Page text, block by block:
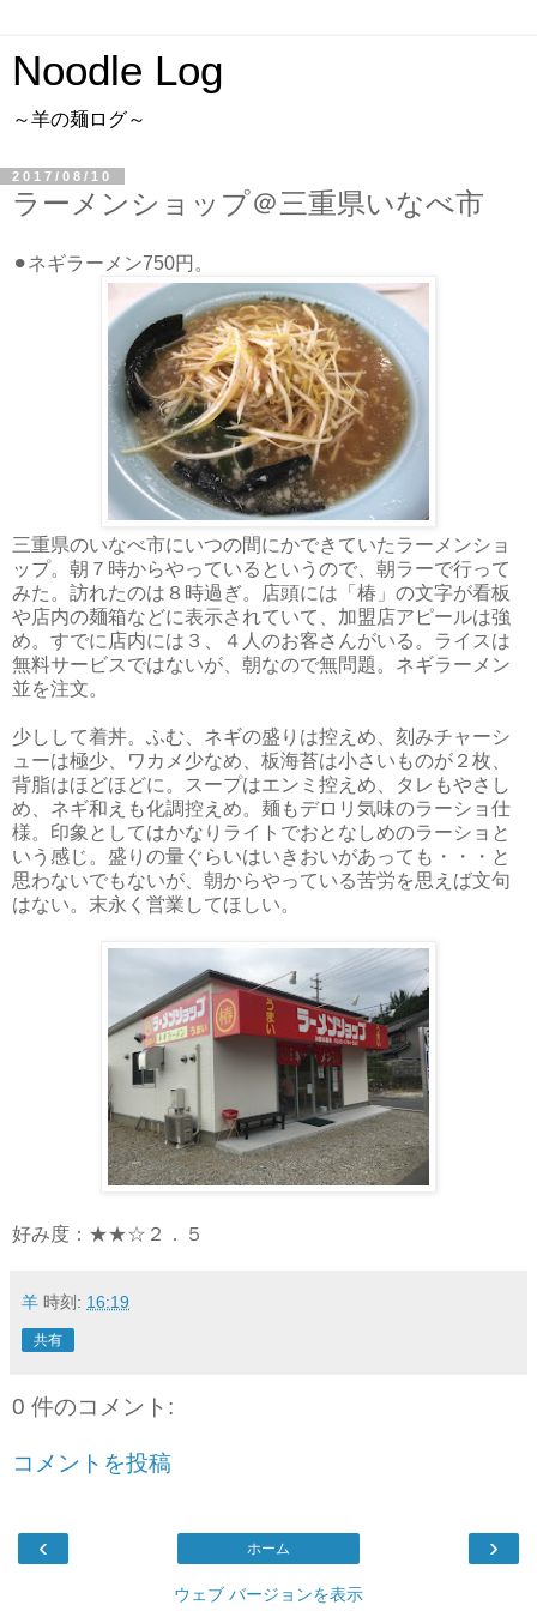
Noodle Log
～羊の麺ログ～
2017/08/10
ラーメンショップ＠三重県いなべ市
⚫︎ネギラーメン750円。
三重県のいなべ市にいつの間にかできていたラーメンショ
ップ。朝７時からやっているというので、朝ラーで行って
みた。訪れたのは８時過ぎ。店頭には「椿」の文字が看板
や店内の麺箱などに表示されていて、加盟店アピールは強
め。すでに店内には３、４人のお客さんがいる。ライスは
無料サービスではないが、朝なので無問題。ネギラーメン
並を注文。
少しして着丼。ふむ、ネギの盛りは控えめ、刻みチャーシ
ューは極少、ワカメ少なめ、板海苔は小さいものが２枚、
背脂はほどほどに。スープはエンミ控えめ、タレもやさし
め、ネギ和えも化調控えめ。麺もデロリ気味のラーショ仕
様。印象としてはかなりライトでおとなしめのラーショと
いう感じ。盛りの量ぐらいはいきおいがあっても・・・と
思わないでもないが、朝からやっている苦労を思えば文句
はない。末永く営業してほしい。
好み度：★★☆２．５
羊 時刻: 16:19
共有
0 件のコメント:
コメントを投稿
‹ ›
ホーム
ウェブ バージョンを表示